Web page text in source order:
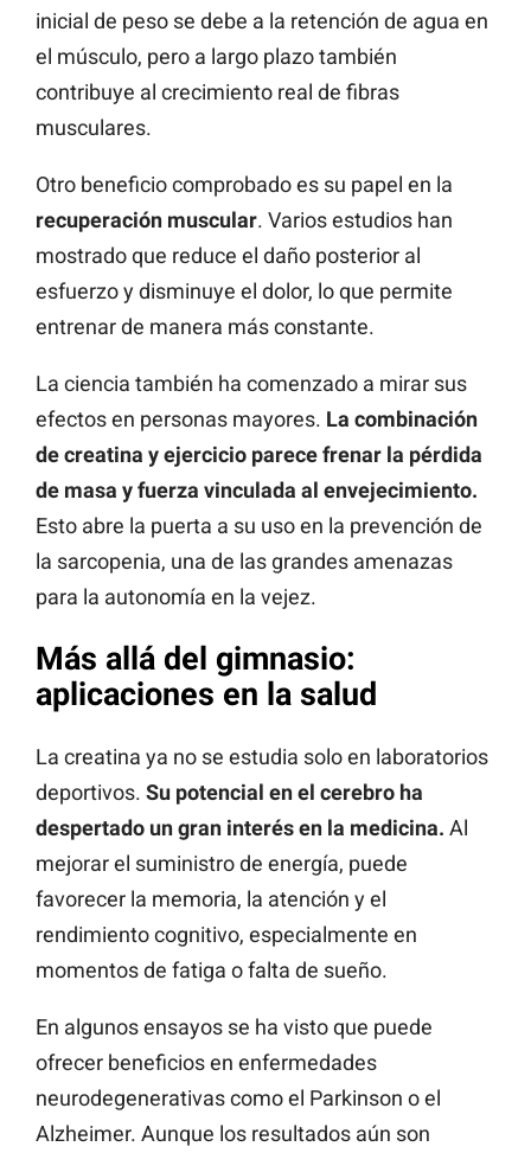
inicial de peso se debe a la retención de agua en
el músculo, pero a largo plazo también
contribuye al crecimiento real de fibras
musculares.
Otro beneficio comprobado es su papel en la
recuperación muscular. Varios estudios han
mostrado que reduce el daño posterior al
esfuerzo y disminuye el dolor, lo que permite
entrenar de manera más constante.
La ciencia también ha comenzado a mirar sus
efectos en personas mayores. La combinación
de creatina y ejercicio parece frenar la pérdida
de masa y fuerza vinculada al envejecimiento.
Esto abre la puerta a su uso en la prevención de
la sarcopenia, una de las grandes amenazas
para la autonomía en la vejez.
Más allá del gimnasio:
aplicaciones en la salud
La creatina ya no se estudia solo en laboratorios
deportivos. Su potencial en el cerebro ha
despertado un gran interés en la medicina. Al
mejorar el suministro de energía, puede
favorecer la memoria, la atención y el
rendimiento cognitivo, especialmente en
momentos de fatiga o falta de sueño.
En algunos ensayos se ha visto que puede
ofrecer beneficios en enfermedades
neurodegenerativas como el Parkinson o el
Alzheimer. Aunque los resultados aún son